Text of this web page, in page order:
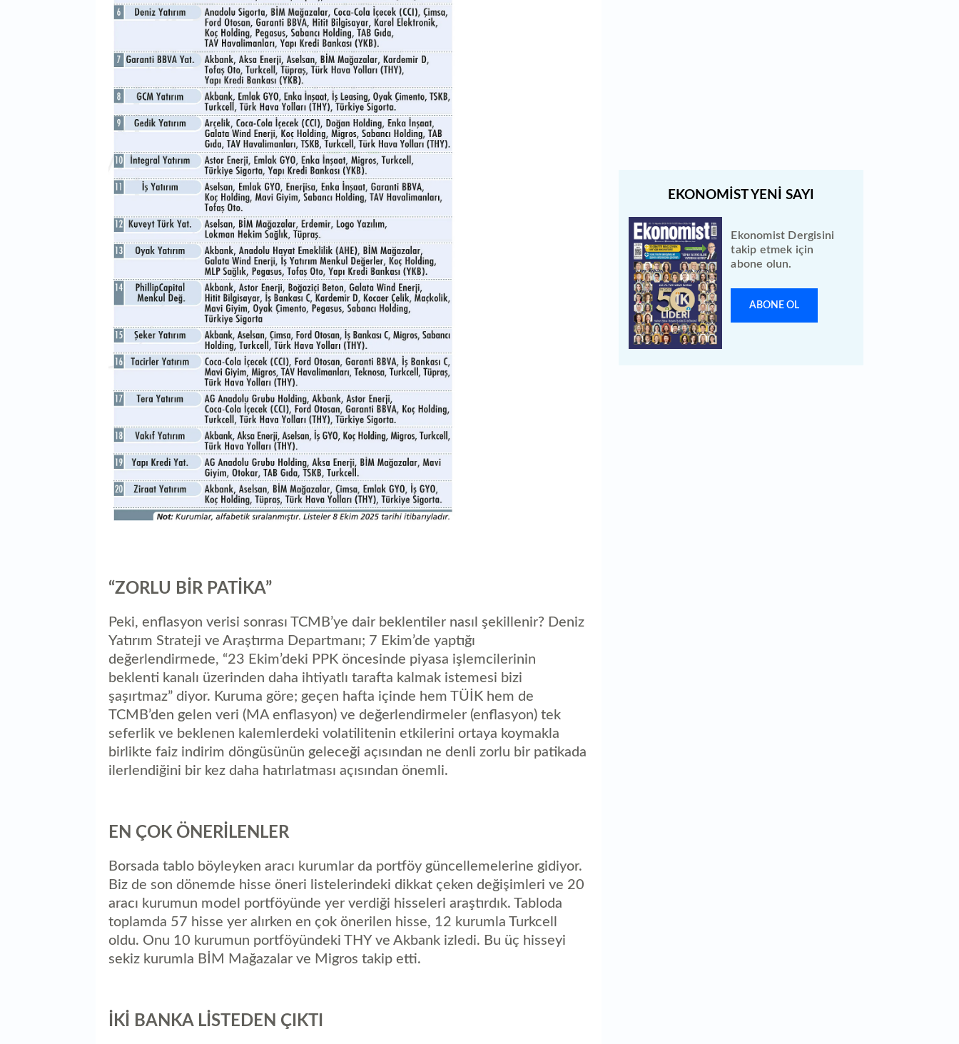
“ZORLU BİR PATİKA”
Peki, enflasyon verisi sonrası TCMB’ye dair beklentiler nasıl şekillenir? Deniz
Yatırım Strateji ve Araştırma Departmanı; 7 Ekim’de yaptığı
değerlendirmede, “23 Ekim’deki PPK öncesinde piyasa işlemcilerinin
beklenti kanalı üzerinden daha ihtiyatlı tarafta kalmak istemesi bizi
şaşırtmaz” diyor. Kuruma göre; geçen hafta içinde hem TÜİK hem de
TCMB’den gelen veri (MA enflasyon) ve değerlendirmeler (enflasyon) tek
seferlik ve beklenen kalemlerdeki volatilitenin etkilerini ortaya koymakla
birlikte faiz indirim döngüsünün geleceği açısından ne denli zorlu bir patikada
ilerlendiğini bir kez daha hatırlatması açısından önemli.
EN ÇOK ÖNERİLENLER
Borsada tablo böyleyken aracı kurumlar da portföy güncellemelerine gidiyor.
Biz de son dönemde hisse öneri listelerindeki dikkat çeken değişimleri ve 20
aracı kurumun model portföyünde yer verdiği hisseleri araştırdık. Tabloda
toplamda 57 hisse yer alırken en çok önerilen hisse, 12 kurumla Turkcell
oldu. Onu 10 kurumun portföyündeki THY ve Akbank izledi. Bu üç hisseyi
sekiz kurumla BİM Mağazalar ve Migros takip etti.
İKİ BANKA LİSTEDEN ÇIKTI
Ekonomist Dergisini
takip etmek için
abone olun.
ABONE OL